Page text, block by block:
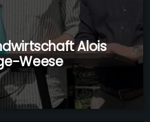
Alois
Weese